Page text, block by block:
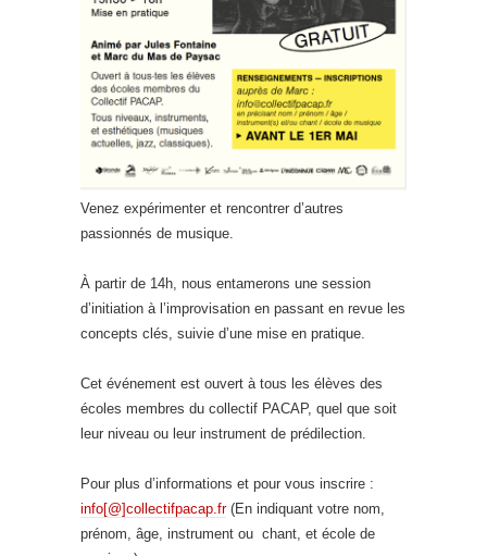
Venez expérimenter et rencontrer d’autres
passionnés de musique.
À partir de 14h, nous entamerons une session
d’initiation à l’improvisation en passant en revue les
concepts clés, suivie d’une mise en pratique.
Cet événement est ouvert à tous les élèves des
écoles membres du collectif PACAP, quel que soit
leur niveau ou leur instrument de prédilection.
Pour plus d’informations et pour vous inscrire :
info[@]collectifpacap.fr(En indiquant votre nom,
prénom, âge, instrument ou chant, et école de